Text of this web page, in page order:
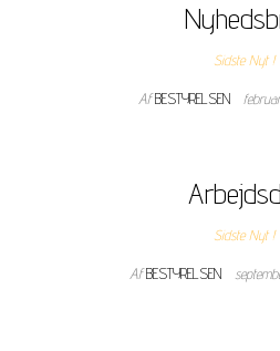
Sidste Nyt !
Af BESTYRELSEN
Sidste Nyt !
Af BESTYRELSEN